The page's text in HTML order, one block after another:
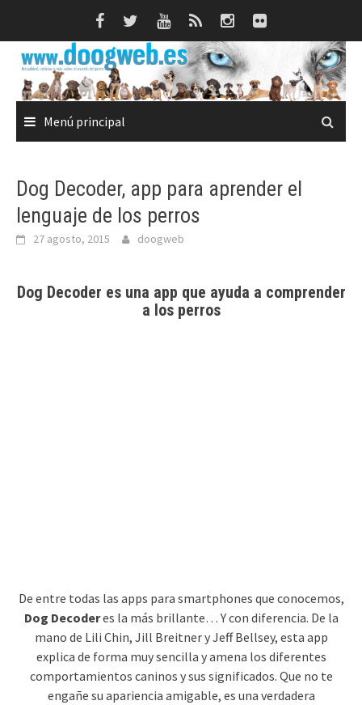
Menú principal
Dog Decoder, app para aprender el
lenguaje de los perros
27 agosto, 2015 doogweb
Dog Decoder es una app que ayuda a comprender
a los perros
De entre todas las apps para smartphones que conocemos,
Dog Decoderes la más brillante… Y con diferencia. De la
mano de Lili Chin, Jill Breitner y Jeff Bellsey, esta app
explica de forma muy sencilla y amena los diferentes
comportamientos caninos y sus significados. Que no te
engañe su apariencia amigable, es una verdadera